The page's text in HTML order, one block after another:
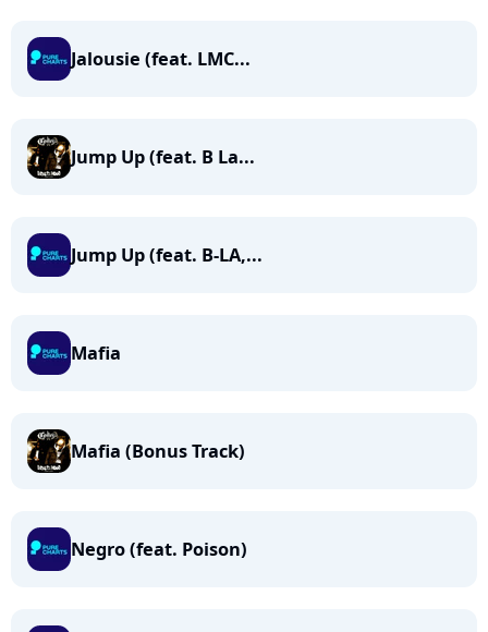
Jalousie (feat. LMC...
Jump Up (feat. B La...
Jump Up (feat. B-LA,...
Mafia
Mafia (Bonus Track)
Negro (feat. Poison)